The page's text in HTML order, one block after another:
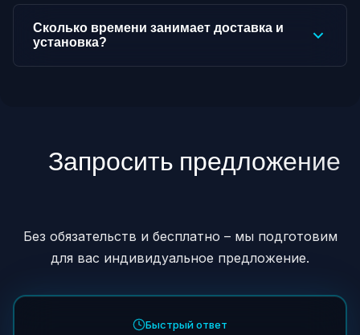
Сколько времени занимает доставка и
установка?
Запросить предложение
Без обязательств и бесплатно – мы подготовим
для вас индивидуальное предложение.
Быстрый ответ